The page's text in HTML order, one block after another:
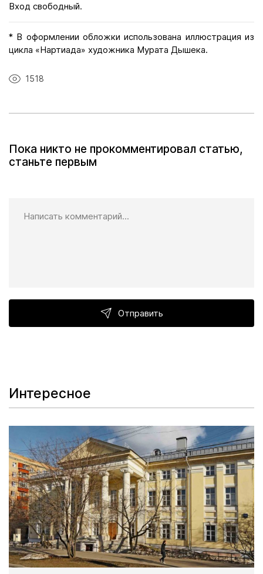
Вход свободный.
* В оформлении обложки использована иллюстрация из
цикла «Нартиада» художника Мурата Дышека.
1518
Пока никто не прокомментировал статью,
станьте первым
Отправить
Интересное